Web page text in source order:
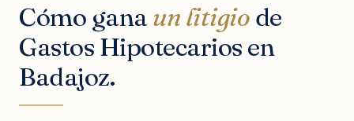
Cómo gana un litigio de
Gastos Hipotecarios en
Badajoz.